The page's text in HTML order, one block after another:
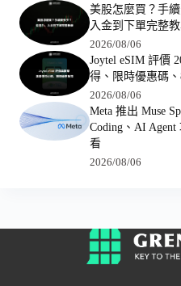
美股怎麼買？手
入金到下單完整
2026/08/06
Joytel eSIM 評價
得、限時優惠碼
2026/08/06
Meta 推出 Muse
Coding、AI
看
2026/08/06